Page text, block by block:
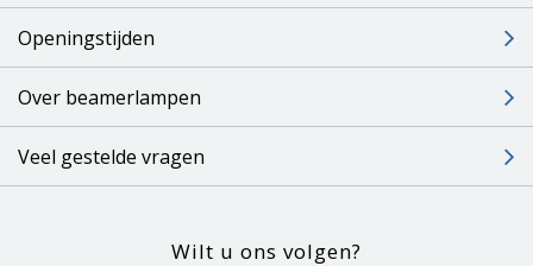
Openingstijden
Over beamerlampen
Veel gestelde vragen
Wilt u ons volgen?